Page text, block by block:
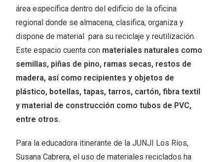
área específica dentro del edificio de la oficina
regional donde se almacena, clasifica, organiza y
dispone de material para su reciclaje y reutilización.
Este espacio cuenta con materiales naturales como
semillas, piñas de pino, ramas secas, restos de
madera, así como recipientes y objetos de
plástico, botellas, tapas, tarros, cartón, fibra textil
y material de construcción como tubos de PVC,
entre otros.
Para la educadora itinerante de la JUNJI Los Ríos,
Susana Cabrera, el uso de materiales reciclados ha